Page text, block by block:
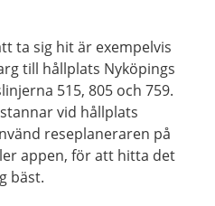
ta sig hit är exempelvis
till hållplats Nyköpings
515, 805 och 759.
vid hållplats
reseplaneraren på
appen, för att hitta det
bäst.